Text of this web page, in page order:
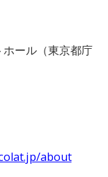
ール（東京都庁
about